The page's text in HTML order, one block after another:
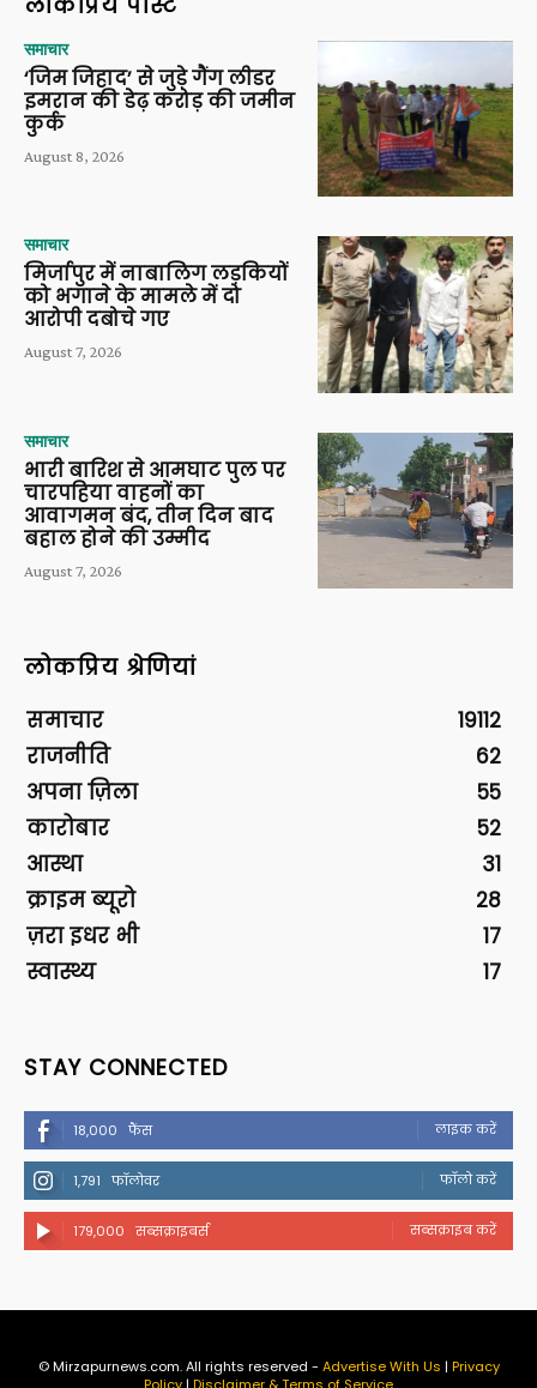
समाचार
‘जिम जिहाद’ से जुड़े गैंग लीडर
इमरान की डेढ़ करोड़ की जमीन
कुर्क
August 8, 2026
समाचार
मिर्जापुर में नाबालिग लड़कियों
को भगाने के मामले में दो
आरोपी दबोचे गए
August 7, 2026
समाचार
भारी बारिश से आमघाट पुल पर
चारपहिया वाहनों का
आवागमन बंद, तीन दिन बाद
बहाल होने की उम्मीद
August 7, 2026
लोकप्रिय श्रेणियां
समाचार
19112
राजनीति
62
अपना ज़िला
55
कारोबार
52
आस्था
31
क्राइम ब्यूरो
28
ज़रा इधर भी
17
स्वास्थ्य
17
STAY CONNECTED
18,000 फैंस लाइक करें
1,791 फॉलोवर फॉलो करें
179,000 सब्सक्राइबर्स सब्सक्राइब करें
© Mirzapurnews.com. All rights reserved - Advertise With Us | Privacy